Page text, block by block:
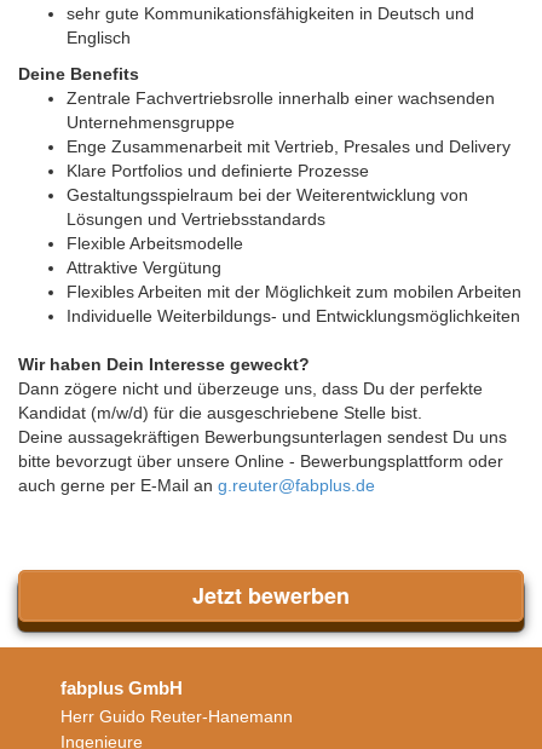
sehr gute Kommunikationsfähigkeiten in Deutsch und
Englisch
Deine Benefits
Zentrale Fachvertriebsrolle innerhalb einer wachsenden
Unternehmensgruppe
Enge Zusammenarbeit mit Vertrieb, Presales und Delivery
Klare Portfolios und definierte Prozesse
Gestaltungsspielraum bei der Weiterentwicklung von
Lösungen und Vertriebsstandards
Flexible Arbeitsmodelle
Attraktive Vergütung
Flexibles Arbeiten mit der Möglichkeit zum mobilen Arbeiten
Individuelle Weiterbildungs- und Entwicklungsmöglichkeiten
Wir haben Dein Interesse geweckt?
Dann zögere nicht und überzeuge uns, dass Du der perfekte
Kandidat (m/w/d) für die ausgeschriebene Stelle bist.
Deine aussagekräftigen Bewerbungsunterlagen sendest Du uns
bitte bevorzugt über unsere Online - Bewerbungsplattform oder
auch gerne per E-Mail an g.reuter@fabplus.de
Jetzt bewerben
fabplus GmbH
Herr Guido Reuter-Hanemann
Ingenieure